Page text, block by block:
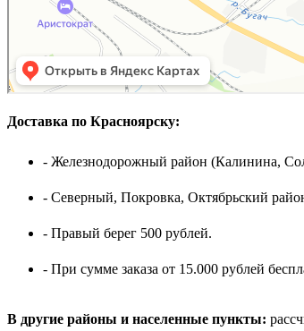
Доставка по Красноярску:
- Железнодорожный район (Калинина,
- Северный, Покровка, Октябрьский
- Правый берег 500 рублей.
- При сумме заказа от 15.000 рублей
В другие районы и населенные пункты: